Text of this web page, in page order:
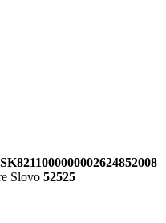
SK8211000000002624852008
Slovo 52525